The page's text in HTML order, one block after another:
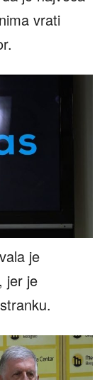
vrati
je
jer je